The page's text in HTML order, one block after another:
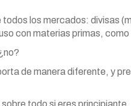
los mercados: divisas
con materias primas,
de manera diferente, y
todo si eres principiante.